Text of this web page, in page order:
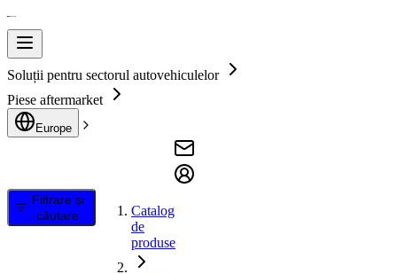
Soluții pentru sectorul autovehiculelor
Piese aftermarket
Europe
Filtrare și
căutare
Catalog
de
produse